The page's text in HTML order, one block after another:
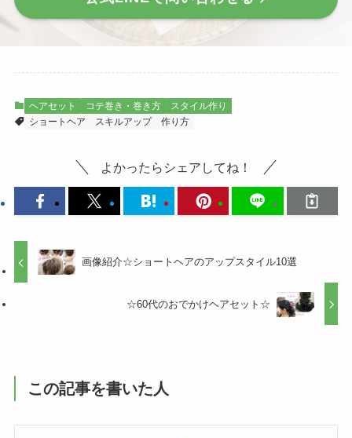
ヘアセット コテ巻き・巻き方
スタイル作り
ショートヘア
スキルアップ 作り方
よかったらシェアしてね！
画像紹介☆ショートヘアのアップスタイル10選
☆60代のおでかけヘアセット☆
この記事を書いた人